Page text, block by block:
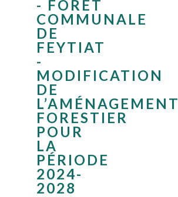
- FORÊT
COMMUNALE
DE
FEYTIAT
-
MODIFICATION
DE
L’AMÉNAGEMENT
FORESTIER
POUR
LA
PÉRIODE
2024-
2028